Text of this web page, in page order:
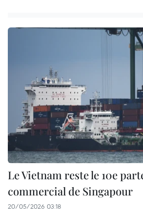
Le Vietnam reste le 10e
commercial de Singapour
20/05/2026 03:18